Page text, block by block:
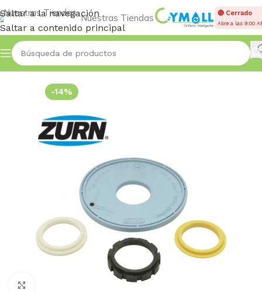
Saltar a la navegación
Saltar a contenido principal
Nuestras Tiendas 🔴 Cerrado
Abre a las 9:00
Inicio Accessories
-14%
Haga Click para agrandar